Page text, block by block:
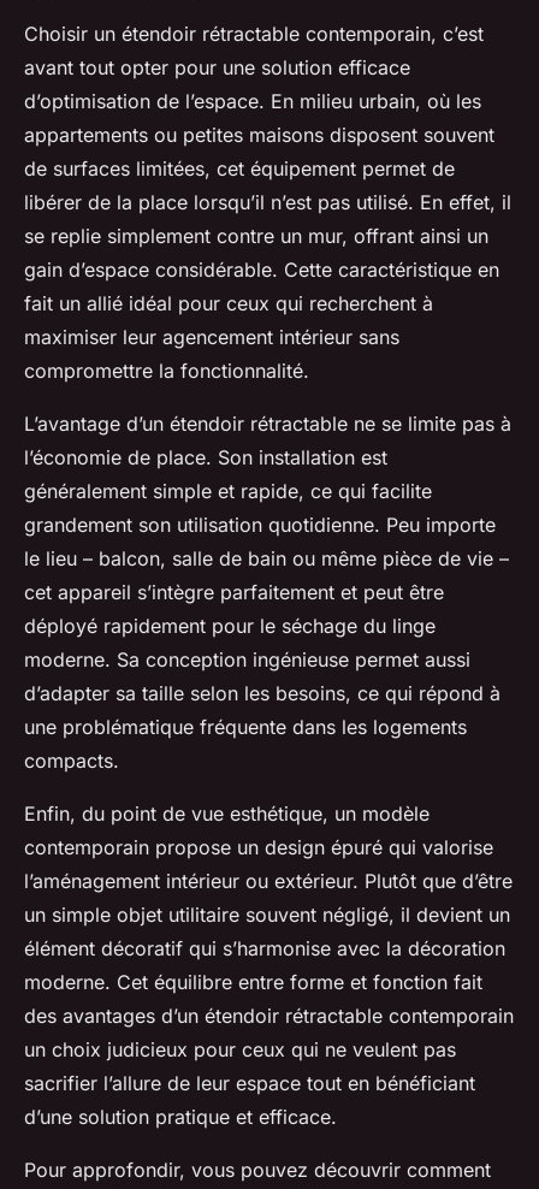
Choisir un étendoir rétractable contemporain, c’est
avant tout opter pour une solution efficace
d’optimisation de l’espace. En milieu urbain, où les
appartements ou petites maisons disposent souvent
de surfaces limitées, cet équipement permet de
libérer de la place lorsqu’il n’est pas utilisé. En effet, il
se replie simplement contre un mur, offrant ainsi un
gain d’espace considérable. Cette caractéristique en
fait un allié idéal pour ceux qui recherchent à
maximiser leur agencement intérieur sans
compromettre la fonctionnalité.
L’avantage d’un étendoir rétractable ne se limite pas à
l’économie de place. Son installation est
généralement simple et rapide, ce qui facilite
grandement son utilisation quotidienne. Peu importe
le lieu – balcon, salle de bain ou même pièce de vie –
cet appareil s’intègre parfaitement et peut être
déployé rapidement pour le séchage du linge
moderne. Sa conception ingénieuse permet aussi
d’adapter sa taille selon les besoins, ce qui répond à
une problématique fréquente dans les logements
compacts.
Enfin, du point de vue esthétique, un modèle
contemporain propose un design épuré qui valorise
l’aménagement intérieur ou extérieur. Plutôt que d’être
un simple objet utilitaire souvent négligé, il devient un
élément décoratif qui s’harmonise avec la décoration
moderne. Cet équilibre entre forme et fonction fait
des avantages d’un étendoir rétractable contemporain
un choix judicieux pour ceux qui ne veulent pas
sacrifier l’allure de leur espace tout en bénéficiant
d’une solution pratique et efficace.
Pour approfondir, vous pouvez découvrir comment